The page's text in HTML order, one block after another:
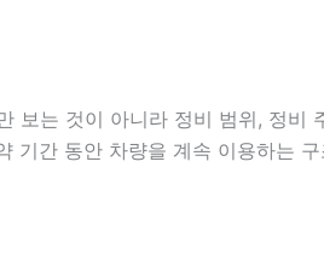
는 것이 아니라 정비 범위, 정비
기간 동안 차량을 계속 이용하는